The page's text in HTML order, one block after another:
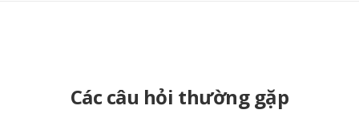
Các câu hỏi thường gặp